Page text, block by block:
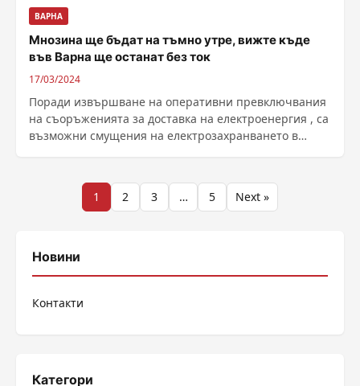
ВАРНА
Мнозина ще бъдат на тъмно утре, вижте къде
във Варна ще останат без ток
17/03/2024
Поради извършване на оперативни превключвания
на съоръженията за доставка на електроенергия , са
възможни смущения на електрозахранването в
Разделяне
публикациите
1 2 3 … 5 Next »
Новини
Контакти
Категори